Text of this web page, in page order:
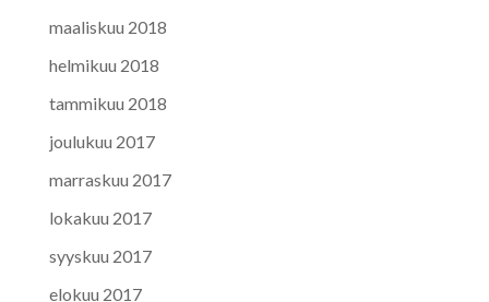
maaliskuu 2018
helmikuu 2018
tammikuu 2018
joulukuu 2017
marraskuu 2017
lokakuu 2017
syyskuu 2017
elokuu 2017